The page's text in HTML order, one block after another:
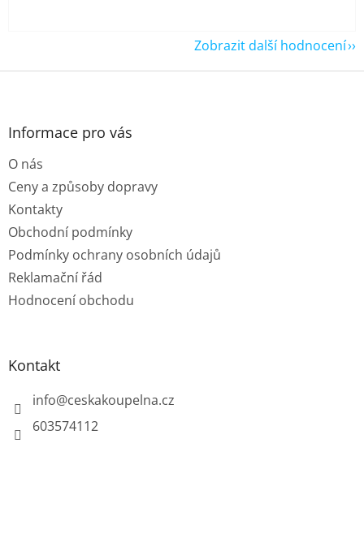
Zobrazit další hodnocení
Z
Informace pro vás
O nás
Ceny a způsoby dopravy
Kontakty
Obchodní podmínky
Podmínky ochrany osobních údajů
Reklamační řád
Hodnocení obchodu
Kontakt
info@ceskakoupelna.cz
603574112